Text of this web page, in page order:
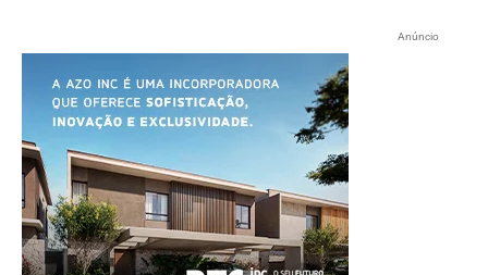
Anúncio